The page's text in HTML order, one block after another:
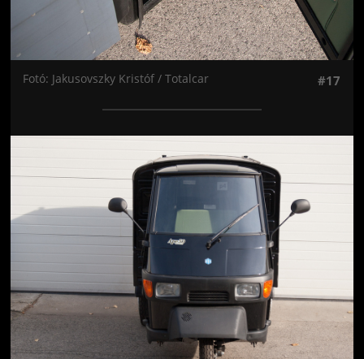
Fotó: Jakusovszky Kristóf / Totalcar #17
Jön még kép!